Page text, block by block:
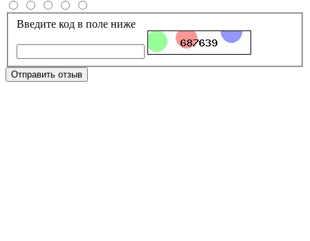
Введите код в поле ниже
Отправить отзыв